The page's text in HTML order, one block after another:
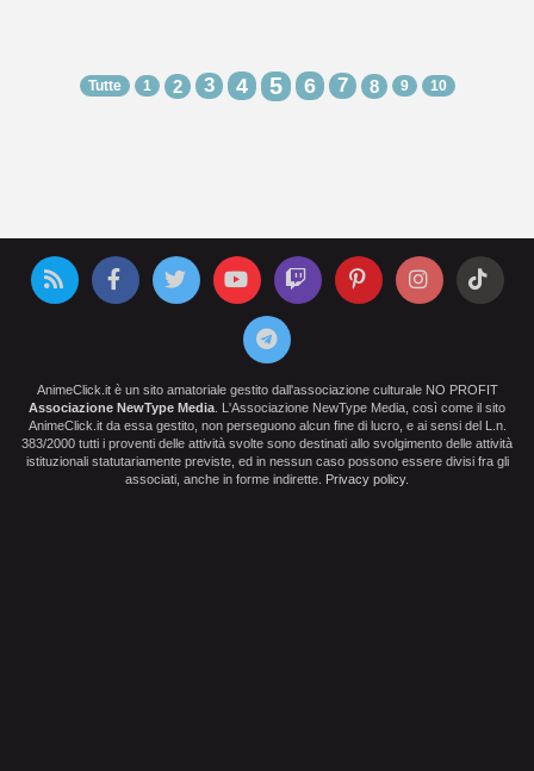
Tutte 1 2 3 4 5 6 7 8 9 10
AnimeClick.it è un sito amatoriale gestito dall'associazione culturale NO PROFIT
Associazione NewType Media . L'Associazione NewType Media, così come il sito
AnimeClick.it da essa gestito, non perseguono alcun fine di lucro, e ai sensi del L.n.
383/2000 tutti i proventi delle attività svolte sono destinati allo svolgimento delle attività
istituzionali statutariamente previste, ed in nessun caso possono essere divisi fra gli
associati, anche in forme indirette. Privacy policy.